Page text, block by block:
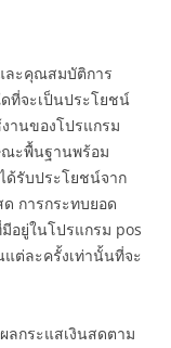
ละคุณสมบัติการ
ที่จะเป็นประโยชน์
านของโปรแกรม
ะพื้นฐานพร้อม
ด้รับประโยชน์จาก
การกระทบยอด
ยู่ในโปรแกรม pos
แต่ละครั้งเท่านั้นที่จะ
ลกระแสเงินสดตาม